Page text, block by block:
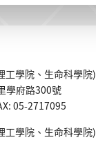
工學院、生命科學院)
學府路300號
05-2717095
工學院、生命科學院)